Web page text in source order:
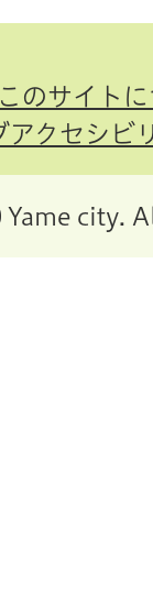
このサイト
アクセシビ
city.